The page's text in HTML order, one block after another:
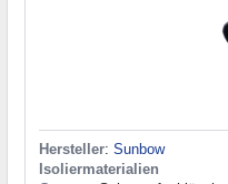
Hersteller: Sunbow
Isoliermaterialien